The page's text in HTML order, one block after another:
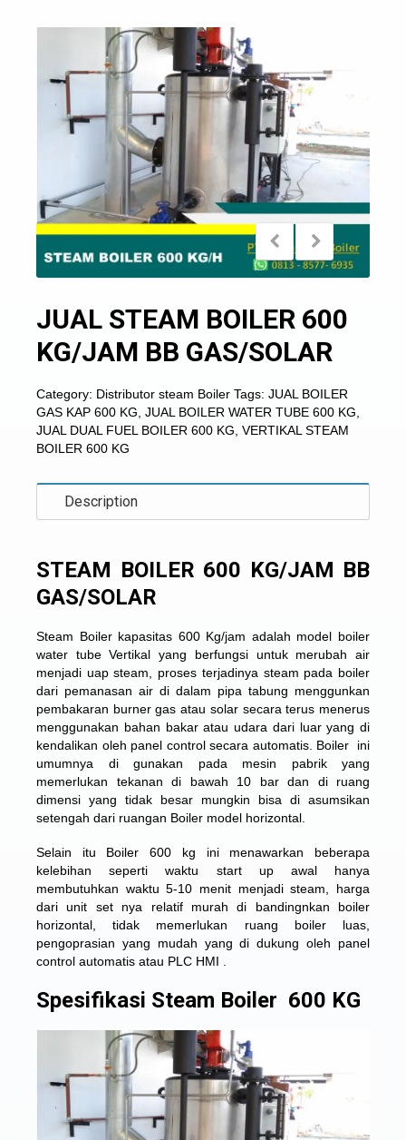
JUAL STEAM BOILER 600
KG/JAM BB GAS/SOLAR
Category: Distributor steam Boiler Tags: JUAL BOILER
GAS KAP 600 KG JUAL BOILER WATER TUBE 600 KG
JUAL DUAL FUEL BOILER 600 KG VERTIKAL STEAM
BOILER 600 KG
Description
STEAM BOILER 600 KG/JAM BB
GAS/SOLAR
Steam Boiler kapasitas 600 Kg/jam adalah model boiler
water tube Vertikal yang berfungsi untuk merubah air
menjadi uap steam, proses terjadinya steam pada boiler
dari pemanasan air di dalam pipa tabung menggunkan
pembakaran burner gas atau solar secara terus menerus
menggunakan bahan bakar atau udara dari luar yang di
kendalikan oleh panel control secara automatis. Boiler ini
umumnya di gunakan pada mesin pabrik yang
memerlukan tekanan di bawah 10 bar dan di ruang
dimensi yang tidak besar mungkin bisa di asumsikan
setengah dari ruangan Boiler model horizontal.
Selain itu Boiler 600 kg ini menawarkan beberapa
kelebihan seperti waktu start up awal hanya
membutuhkan waktu 5-10 menit menjadi steam, harga
dari unit set nya relatif murah di bandingnkan boiler
horizontal, tidak memerlukan ruang boiler luas,
pengoprasian yang mudah yang di dukung oleh panel
control automatis atau PLC HMI .
Spesifikasi Steam Boiler 600 KG